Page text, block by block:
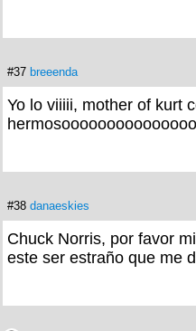
#37 breeenda
Yo lo viiiii, mother of kurt
#38 danaeskies
Chuck Norris, por favor
este ser estraño que me